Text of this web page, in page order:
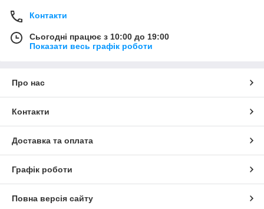
Контакти
Сьогодні працює з 10:00 до 19:00
Показати весь графік роботи
Про нас
Контакти
Доставка та оплата
Графік роботи
Повна версія сайту